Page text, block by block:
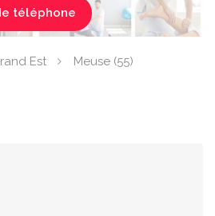
téléphone
Est
Meuse (55)